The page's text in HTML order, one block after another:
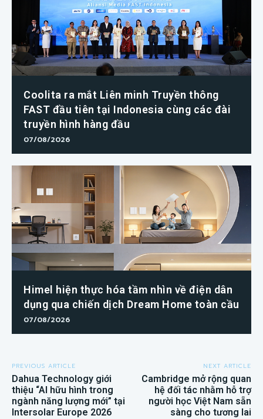
Coolita ra mắt Liên minh Truyền thông
FAST đầu tiên tại Indonesia cùng các đài
truyền hình hàng đầu
07/08/2026
Himel hiện thực hóa tầm nhìn về điện dân
dụng qua chiến dịch Dream Home toàn cầu
07/08/2026
PREVIOUS ARTICLE
Dahua Technology giới
thiệu “AI hữu hình trong
ngành năng lượng mới” tại
Intersolar Europe 2026
NEXT ARTICLE
Cambridge mở rộng quan
hệ đối tác nhằm hỗ trợ
người học Việt Nam sẵn
sàng cho tương lai